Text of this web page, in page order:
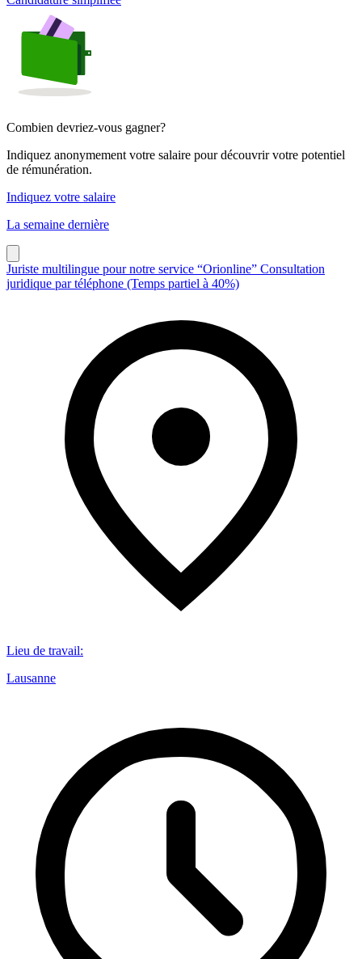
Combien devriez-vous gagner?
Indiquez anonymement votre salaire pour découvrir votre potentiel
de rémunération.
Indiquez votre salaire
La semaine dernière
Juriste multilingue pour notre service “Orionline” Consultation
juridique par téléphone (Temps partiel à 40%)
Lieu de travail:
Lausanne